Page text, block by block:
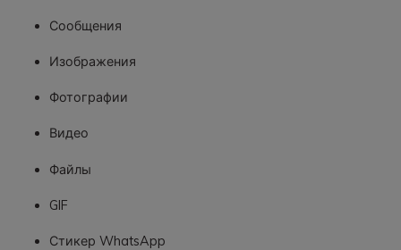
Сообщения
Изображения
Фотографии
Видео
Файлы
GIF
Стикер WhatsApp